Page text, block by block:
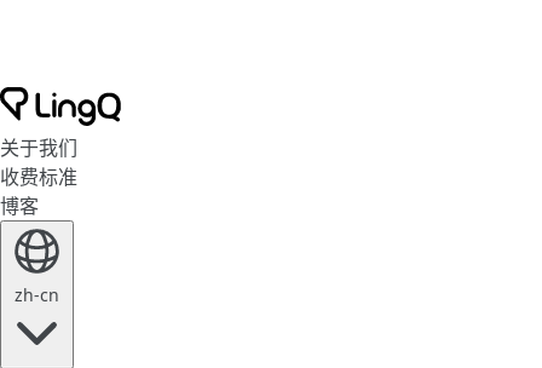
关于我们
收费标准
博客
zh-cn